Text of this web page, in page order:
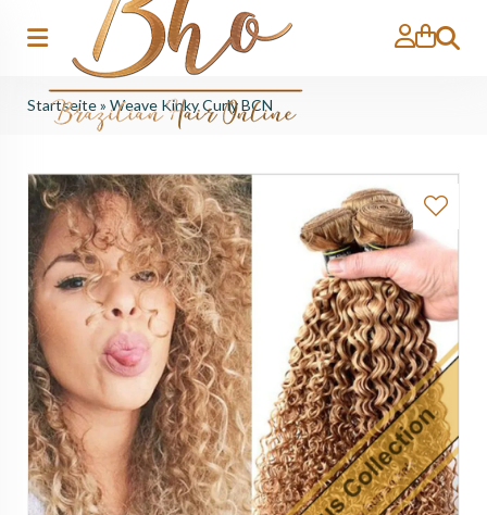
Suche
Startseite» Weave Kinky Curly BCN